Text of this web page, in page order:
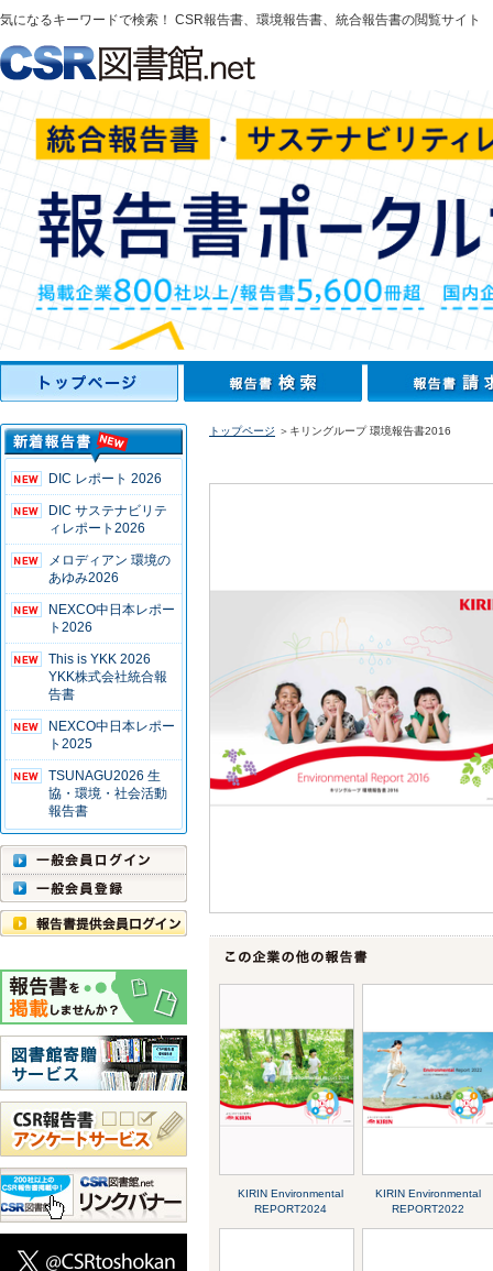
気になるキーワードで検索！ CSR報告書、環境報告書、統合報告書の閲覧サイト
DIC レポート 2026
DIC サステナビリテ
ィレポート2026
メロディアン 環境の
あゆみ2026
NEXCO中日本レポー
ト2026
This is YKK 2026
YKK株式会社統合報
告書
NEXCO中日本レポー
ト2025
TSUNAGU2026 生
協・環境・社会活動
報告書
トップページ ＞キリングループ 環境報告書2016
KIRIN Environmental
REPORT2024
KIRIN Environmental
REPORT2022